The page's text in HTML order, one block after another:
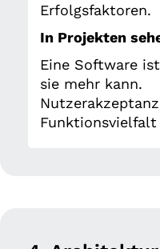
Erfolgsfaktoren.
In Projekten
Eine Software
sie mehr kann.